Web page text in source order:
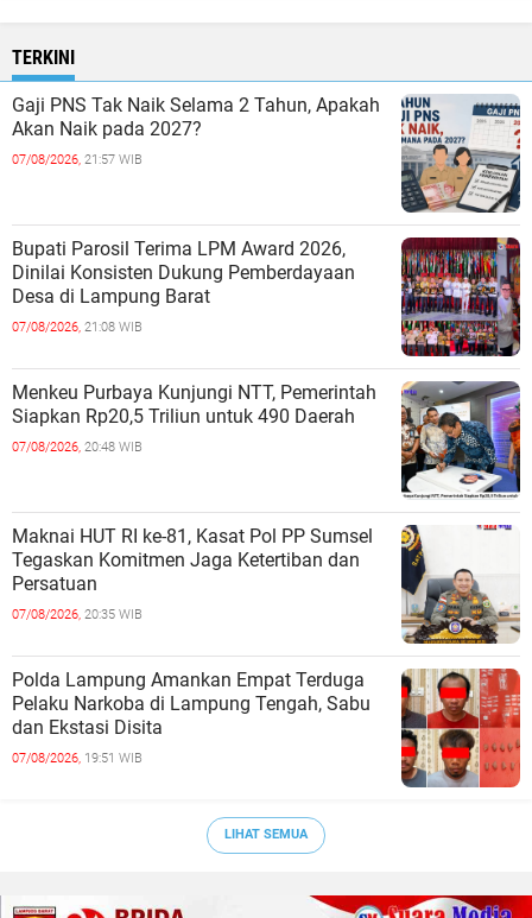
TERKINI
Gaji PNS Tak Naik Selama 2 Tahun, Apakah
Akan Naik pada 2027?
07/08/2026, 21:57 WIB
Bupati Parosil Terima LPM Award 2026,
Dinilai Konsisten Dukung Pemberdayaan
Desa di Lampung Barat
07/08/2026, 21:08 WIB
Menkeu Purbaya Kunjungi NTT, Pemerintah
Siapkan Rp20,5 Triliun untuk 490 Daerah
07/08/2026, 20:48 WIB
Maknai HUT RI ke-81, Kasat Pol PP Sumsel
Tegaskan Komitmen Jaga Ketertiban dan
Persatuan
07/08/2026, 20:35 WIB
Polda Lampung Amankan Empat Terduga
Pelaku Narkoba di Lampung Tengah, Sabu
dan Ekstasi Disita
07/08/2026, 19:51 WIB
LIHAT SEMUA